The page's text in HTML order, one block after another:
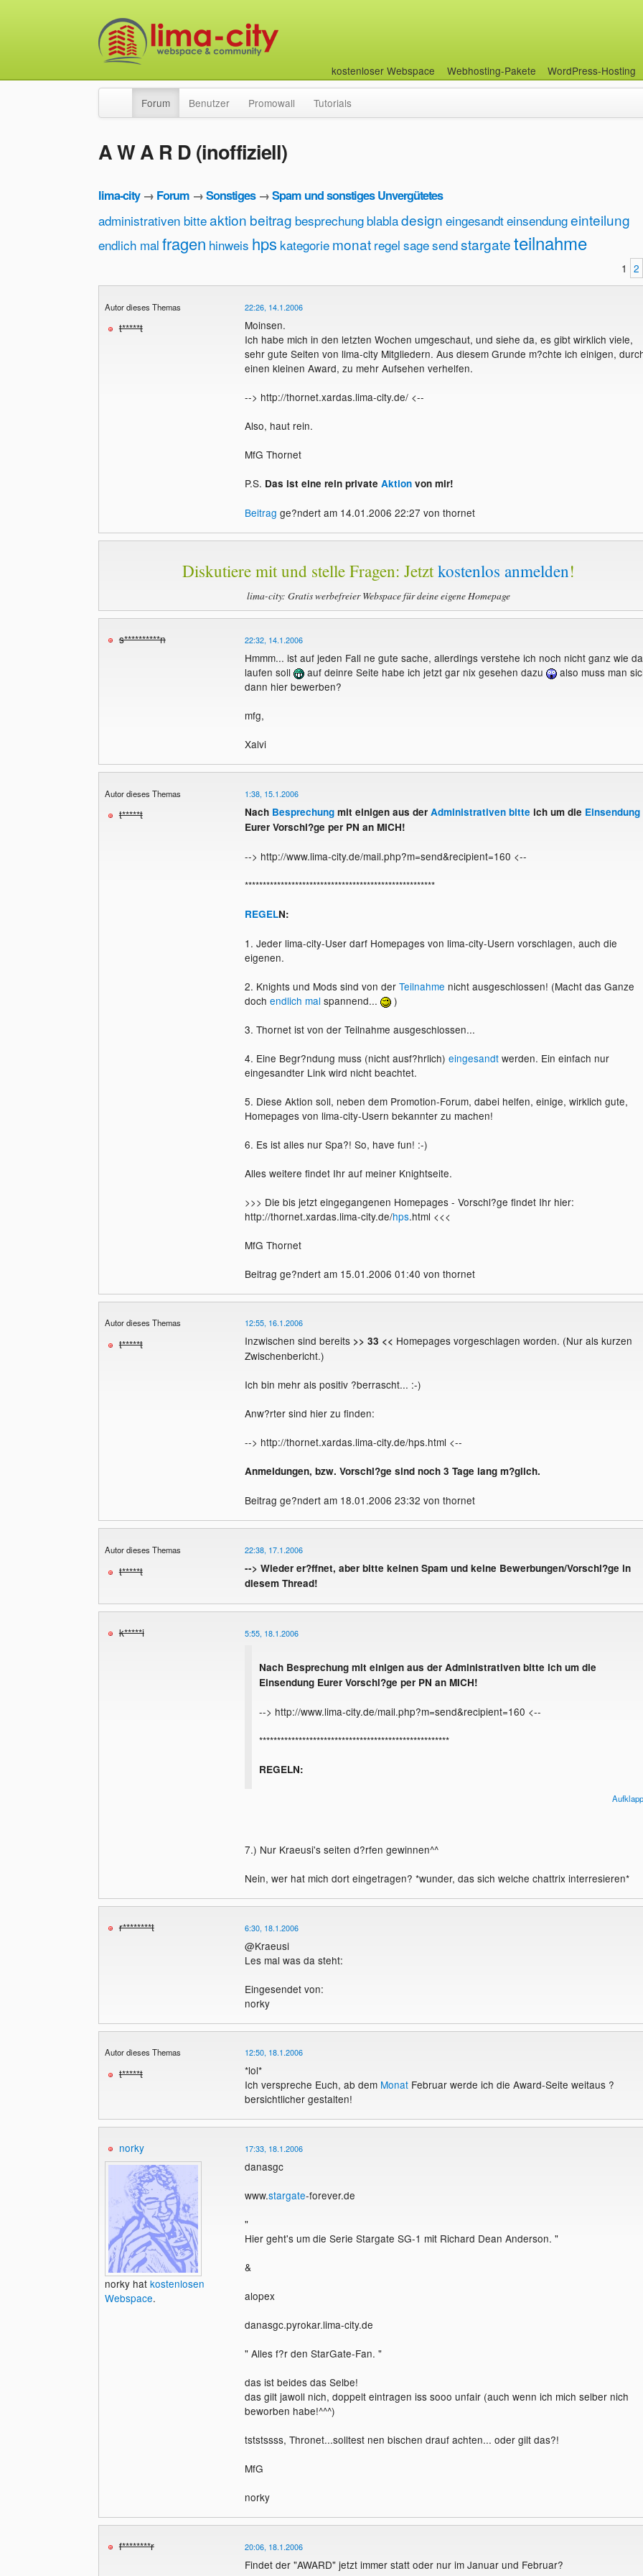
kostenloser Webspace Webhosting-Pakete WordPress-Hosting
Forum Benutzer Promowall Tutorials
A W A R D (inoffiziell)
lima-city→ Forum →Sonstiges→Spam und sonstiges Unvergütetes
administrativen bitteaktion beitrag besprechung blabladesign eingesandteinsendungeinteilung
endlich mal fragen hinweis hps kategorie monat regel sagesendstargateteilnahme
1 2
Autor dieses Themas
t*****t
22:26, 14.1.2006
Moinsen.
Ich habe mich in den letzten Wochen umgeschaut, und siehe da, es gibt wirklich viele,
sehr gute Seiten von lima-city Mitgliedern. Aus diesem Grunde m?chte ich einigen,
einen kleinen Award, zu mehr Aufsehen verhelfen.
--> http://thornet.xardas.lima-city.de/ <--
Also, haut rein.
MfG Thornet
P.S. Das ist eine rein private Aktionvon mir!
Beitrag ge?ndert am 14.01.2006 22:27 von thornet
Diskutiere mit und stelle Fragen: Jetztkostenlos anmelden!
lima-city: Gratis werbefreier Webspace für deine eigene Homepage
s**********n 22:32, 14.1.2006
Hmmm... ist auf jeden Fall ne gute sache, allerdings verstehe ich noch nicht ganz wie
laufen soll
auf deinre Seite habe ich jetzt gar nix gesehen dazu
also muss man
dann hier bewerben?
mfg,
Xalvi
Autor dieses Themas
t*****t
1:38, 15.1.2006
Nach Besprechungmit einigen aus der Administrativen bitte ich um die Einsendung
Eurer Vorschl?ge per PN an MICH!
--> http://www.lima-city.de/mail.php?m=send&recipient=160 <--
*****************************************************
REGELN:
1. Jeder lima-city-User darf Homepages von lima-city-Usern vorschlagen, auch die
eigenen.
2. Knights und Mods sind von der Teilnahme nicht ausgeschlossen! (Macht das Ganze
doch endlich mal spannend...
)
3. Thornet ist von der Teilnahme ausgeschlossen...
4. Eine Begr?ndung muss (nicht ausf?hrlich) eingesandtwerden. Ein einfach nur
eingesandter Link wird nicht beachtet.
5. Diese Aktion soll, neben dem Promotion-Forum, dabei helfen, einige, wirklich gute,
Homepages von lima-city-Usern bekannter zu machen!
6. Es ist alles nur Spa?! So, have fun! :-)
Alles weitere findet Ihr auf meiner Knightseite.
>>> Die bis jetzt eingegangenen Homepages - Vorschl?ge findet Ihr hier:
http://thornet.xardas.lima-city.de/hps.html <<<
MfG Thornet
Beitrag ge?ndert am 15.01.2006 01:40 von thornet
Autor dieses Themas
t*****t
12:55, 16.1.2006
Inzwischen sind bereits >> 33 << Homepages vorgeschlagen worden. (Nur als kurzen
Zwischenbericht.)
Ich bin mehr als positiv ?berrascht... :-)
Anw?rter sind hier zu finden:
--> http://thornet.xardas.lima-city.de/hps.html <--
Anmeldungen, bzw. Vorschl?ge sind noch 3 Tage lang m?glich.
Beitrag ge?ndert am 18.01.2006 23:32 von thornet
Autor dieses Themas
t*****t
22:38, 17.1.2006
--> Wieder er?ffnet, aber bitte keinen Spam und keine Bewerbungen/Vorschl?ge in
diesem Thread!
k*****i 5:55, 18.1.2006
Nach Besprechung mit einigen aus der Administrativen bitte ich um die
Einsendung Eurer Vorschl?ge per PN an MICH!
--> http://www.lima-city.de/mail.php?m=send&recipient=160 <--
*****************************************************
REGELN:
1. Jeder lima-city-User darf Homepages von lima-city-Usern vorschlagen, auch die
doch endlich mal spannend...
)
3. Thornet ist von der Teilnahme ausgeschlossen...
eingesandter Link wird nicht beachtet.
5. Diese Aktion soll, neben dem Promotion-Forum, dabei helfen, einige, wirklich gute,
6. Es ist alles nur Spa?! So, have fun! :-)
Alles weitere findet Ihr auf meiner Knightseite.
>>> Die bis jetzt eingegangenen Homepages - Vorschl?ge findet Ihr hier:
http://thornet.xardas.lima-city.de/hps.html <<<
MfG Thornet
Beitrag ge?ndert am 15.01.2006 01:40 von thornet
7.) Nur Kraeusi's seiten d?rfen gewinnen^^
Nein, wer hat mich dort eingetragen? *wunder, das sich welche chattrix interresieren*
r********t 6:30, 18.1.2006
@Kraeusi
Les mal was da steht:
Eingesendet von:
norky
Autor dieses Themas
t*****t
12:50, 18.1.2006
*lol*
Ich verspreche Euch, ab dem MonatFebruar werde ich die Award-Seite weitaus ?
bersichtlicher gestalten!
norky
norky hat kostenlosen
Webspace.
17:33, 18.1.2006
danasgc
www.stargate-forever.de
"
Hier geht's um die Serie Stargate SG-1 mit Richard Dean Anderson. "
&
alopex
danasgc.pyrokar.lima-city.de
" Alles f?r den StarGate-Fan. "
das ist beides das Selbe!
das gilt jawoll nich, doppelt eintragen iss sooo unfair (auch wenn ich mich selber nich
beworben habe!^^^)
tststssss, Thronet...solltest nen bischen drauf achten... oder gilt das?!
MfG
norky
f********r 20:06, 18.1.2006
Findet der "AWARD" jetzt immer statt oder nur im Januar und Februar?